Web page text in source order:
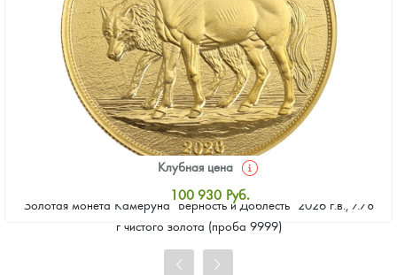
Золотая монета Камеруна "Верность и Доблесть" 2026 г.в., 7.78
г чистого золота (проба 9999)
Клубная цена
100 930 Руб.
Стандартная цена
Цена выкупа